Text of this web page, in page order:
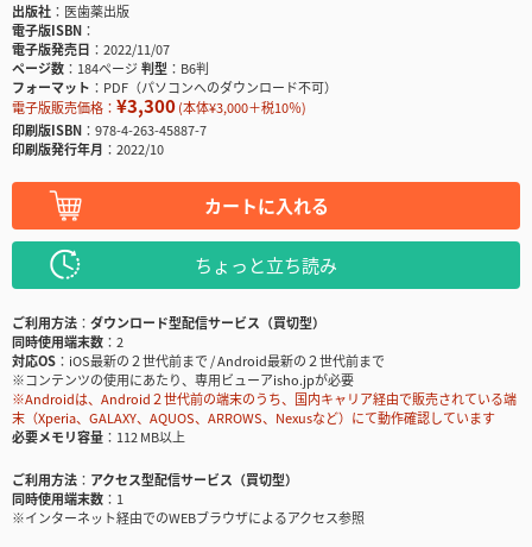
出版社
医歯薬出版
電子版ISBN
電子版発売日
2022/11/07
ページ数
184ページ判型
B6判
フォーマット
PDF（パソコンへのダウンロード不可）
電子版販売価格： ¥3,300(本体¥3,000＋税10％)
印刷版ISBN
978-4-263-45887-7
印刷版発行年月
2022/10
カートに入れる
ちょっと立ち読み
ご利用方法
ダウンロード型配信サービス（買切型）
同時使用端末数
2
対応OS
iOS最新の２世代前まで / Android最新の２世代前まで
※コンテンツの使用にあたり、専用ビューアisho.jpが必要
※Androidは、Android２世代前の端末のうち、国内キャリア経由で販売されている端
末（Xperia、GALAXY、AQUOS、ARROWS、Nexusなど）にて動作確認しています
必要メモリ容量
112 MB以上
ご利用方法
アクセス型配信サービス（買切型）
同時使用端末数
1
※インターネット経由でのWEBブラウザによるアクセス参照